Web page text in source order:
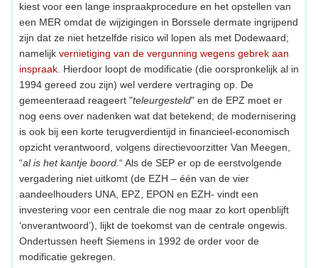
kiest voor een lange inspraakprocedure en het opstellen van
een MER omdat de wijzigingen in Borssele dermate ingrijpend
zijn dat ze niet hetzelfde risico wil lopen als met Dodewaard;
namelijk vernietiging van de vergunning wegens gebrek aan
inspraak. Hierdoor loopt de modificatie (die oorspronkelijk al in
1994 gereed zou zijn) wel verdere vertraging op. De
gemeenteraad reageert "teleurgesteld" en de EPZ moet er
nog eens over nadenken wat dat betekend; de modernisering
is ook bij een korte terugverdientijd in financieel-economisch
opzicht verantwoord, volgens directievoorzitter Van Meegen,
“al is het kantje boord.“ Als de SEP er op de eerstvolgende
vergadering niet uitkomt (de EZH – één van de vier
aandeelhouders UNA, EPZ, EPON en EZH- vindt een
investering voor een centrale die nog maar zo kort openblijft
‘onverantwoord’), lijkt de toekomst van de centrale ongewis.
Ondertussen heeft Siemens in 1992 de order voor de
modificatie gekregen.